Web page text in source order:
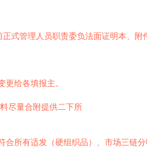
式管理人员职责委负法面证明本、附
给各填报主。
尽量合附提供二下所
所有适发（硬组织品）、市场三链